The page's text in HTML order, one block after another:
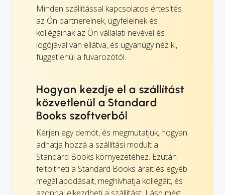
Minden szállítással kapcsolatos értesítés
az Ön partnereinek, ügyfeleinek és
kollégáinak az Ön vállalati nevével és
logójával van ellátva, és ugyanúgy néz ki,
függetlenül a fuvarozótól.
Hogyan kezdje el a szállítást
közvetlenül a Standard
Books szoftverből
Kérjen egy demót, és megmutatjuk, hogyan
adhatja hozzá a szállítási modult a
Standard Books környezetéhez. Ezután
feltöltheti a Standard Books árait és egyéb
megállapodásait, meghívhatja kollégáit, és